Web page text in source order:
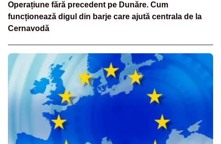
Operațiune fără precedent pe Dunăre. Cum
funcționează digul din barje care ajută centrala de la
Cernavodă